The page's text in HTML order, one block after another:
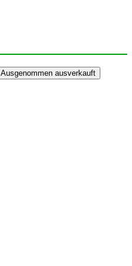
Ausgenommen ausverkauft